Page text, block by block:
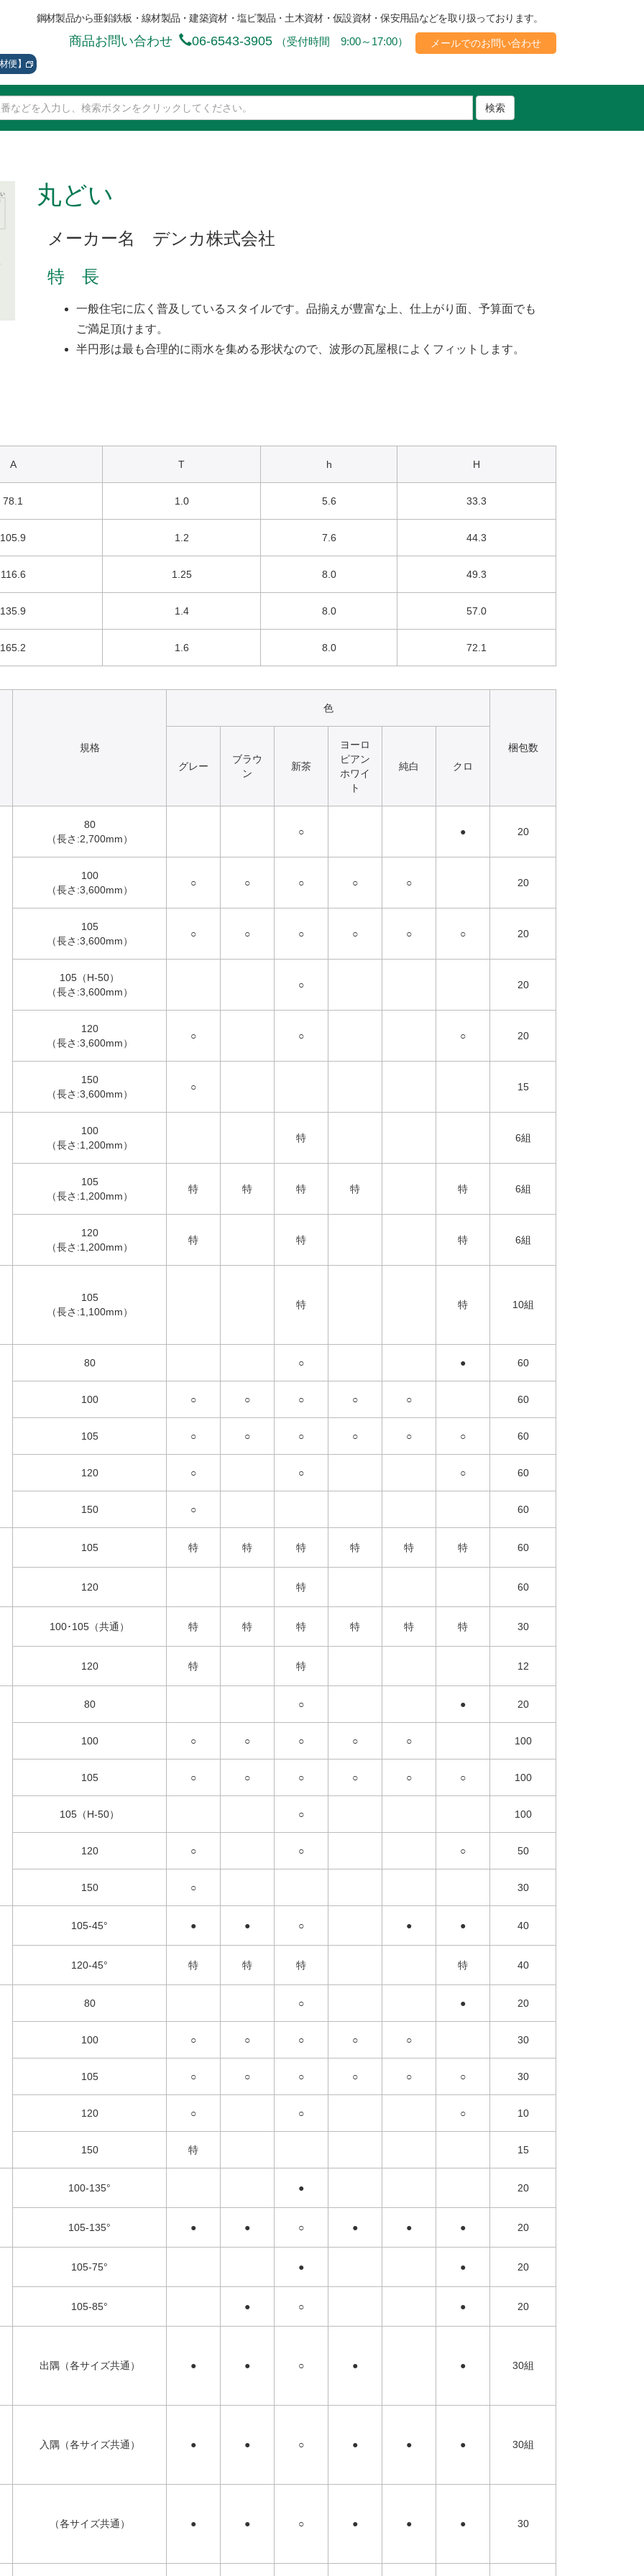
便】
鋼材製品から亜鉛鉄板・線材製品・建築資材・塩ビ製品・土木資材・仮設資材・保安用品などを取り扱っております。
商品お問い合わせ 06-6543-3905 （受付時間 9:00～17:00） メールでのお問い合わせ
検索
丸どい
メーカー名 デンカ株式会社
特 長
一般住宅に広く普及しているスタイルです。品揃えが豊富な上、仕上がり面、予算面でも
ご満足頂けます。
半円形は最も合理的に雨水を集める形状なので、波形の瓦屋根によくフィットします。
A T h H
78.1 1.0 5.6 33.3
105.9 1.2 7.6 44.3
116.6 1.25 8.0 49.3
135.9 1.4 8.0 57.0
165.2 1.6 8.0 72.1
規格
色
梱包数
グレー
ブラウ
ン
新茶
ヨーロ
ピアン
ホワイ
ト
純白 クロ
80
（長さ:2,700mm）
○ ● 20
100
（長さ:3,600mm）
○ ○ ○ ○ ○ 20
105
（長さ:3,600mm）
○ ○ ○ ○ ○ ○ 20
105（H-50）
（長さ:3,600mm）
○ 20
120
（長さ:3,600mm）
○ ○ ○ 20
150
（長さ:3,600mm）
○ 15
100
（長さ:1,200mm）
特 6組
105
（長さ:1,200mm）
特 特 特 特 特 6組
120
（長さ:1,200mm）
特 特 特 6組
105
（長さ:1,100mm）
特 特 10組
80 ○ ● 60
100 ○ ○ ○ ○ ○ 60
105 ○ ○ ○ ○ ○ ○ 60
120 ○ ○ ○ 60
150 ○ 60
105 特 特 特 特 特 特 60
120 特 60
100･105（共通） 特 特 特 特 特 特 30
120 特 特 12
80 ○ ● 20
100 ○ ○ ○ ○ ○ 100
105 ○ ○ ○ ○ ○ ○ 100
105（H-50） ○ 100
120 ○ ○ ○ 50
150 ○ 30
105-45° ● ● ○ ● ● 40
120-45° 特 特 特 特 40
80 ○ ● 20
100 ○ ○ ○ ○ ○ 30
105 ○ ○ ○ ○ ○ ○ 30
120 ○ ○ ○ 10
150 特 15
100-135° ● 20
105-135° ● ● ○ ● ● ● 20
105-75° ● ● 20
105-85° ● ○ ● 20
出隅（各サイズ共通） ● ● ○ ● ● 30組
入隅（各サイズ共通） ● ● ○ ● ● ● 30組
（各サイズ共通） ● ● ○ ● ● ● 30